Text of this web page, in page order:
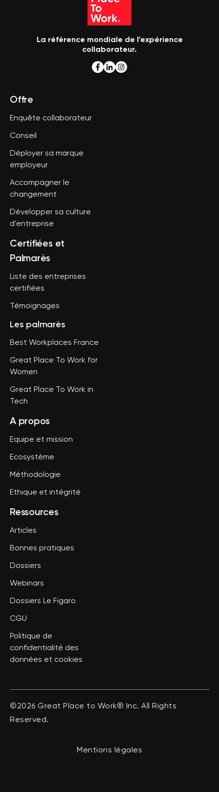
La référence mondiale de l'expérience
collaborateur.
Offre
Enquête collaborateur
Conseil
Déployer sa marque
employeur
Accompagner le
changement
Développer sa culture
d'entreprise
Certifiées et
Palmarès
Liste des entreprises
certifiées
Témoignages
Les palmarès
Best Workplaces France
Great Place To Work for
Women
Great Place To Work in
Tech
A propos
Equipe et mission
Ecosystème
Méthodologie
Ethique et intégrité
Ressources
Articles
Bonnes pratiques
Dossiers
Webinars
Dossiers Le Figaro
CGU
Politique de
confidentialité des
données et cookies
©2026 Great Place to Work® Inc. All Rights
Reserved.
Mentions légales